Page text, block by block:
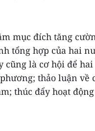
mục đích tăng
tổng hợp của hai
cũng là cơ hội để
thảo luận
thúc đẩy hoạt